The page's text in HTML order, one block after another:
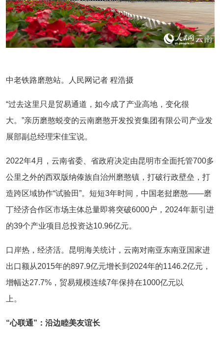
中老铁路磨憨站。人民网记者 程浩摄
“过去这里只是贸易通道，如今成了产业高地，变化很
大。”亲历磨憨蜕变的云南磨憨开发投资集团有限公司产业发
展部副总经理宋佳宝说。
2022年4月，云南省委、省政府决定由昆明市全面托管700多
公里之外的西双版纳傣族自治州磨憨镇，打破行政壁垒，打
造跨区域协作“试验田”。短短3年时间，中国老挝磨憨——磨
丁经济合作区市场主体总量即将突破6000户，2024年新引进
的39个产业项目总投资达10.96亿元。
口岸热，经济活。昆明海关统计，云南对南亚东南亚国家进
出口额从2015年的897.9亿元增长到2024年的1146.2亿元，
增幅达27.7%，贸易规模连续7年保持在1000亿元以
上。
“心联通”：沿边睦美友谊长